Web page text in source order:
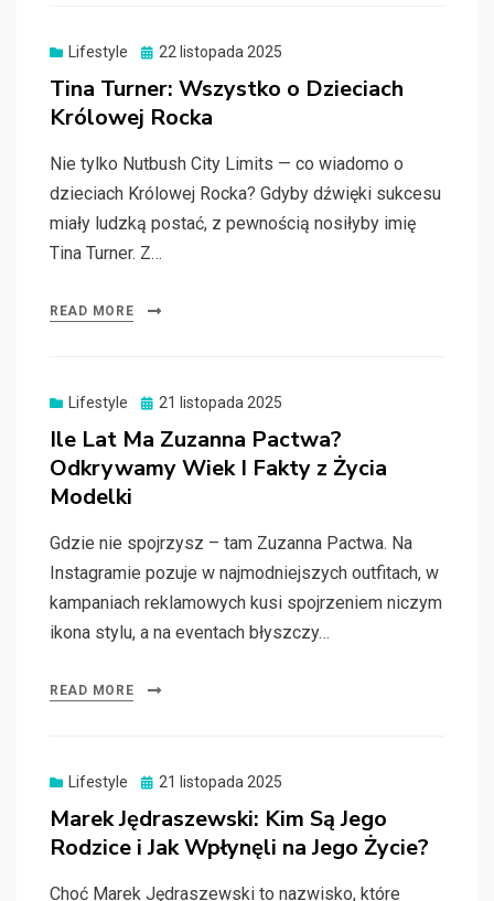
Lifestyle
Posted
22 listopada 2025
Tina Turner: Wszystko o Dzieciach
Królowej Rocka
Nie tylko Nutbush City Limits — co wiadomo o
dzieciach Królowej Rocka? Gdyby dźwięki sukcesu
miały ludzką postać, z pewnością nosiłyby imię
Tina Turner. Z…
READ MORE
Lifestyle
Posted
21 listopada 2025
Ile Lat Ma Zuzanna Pactwa?
Odkrywamy Wiek I Fakty z Życia
Modelki
Gdzie nie spojrzysz – tam Zuzanna Pactwa. Na
Instagramie pozuje w najmodniejszych outfitach, w
kampaniach reklamowych kusi spojrzeniem niczym
ikona stylu, a na eventach błyszczy…
READ MORE
Lifestyle
Posted
21 listopada 2025
Marek Jędraszewski: Kim Są Jego
Rodzice i Jak Wpłynęli na Jego Życie?
Choć Marek Jędraszewski to nazwisko, które